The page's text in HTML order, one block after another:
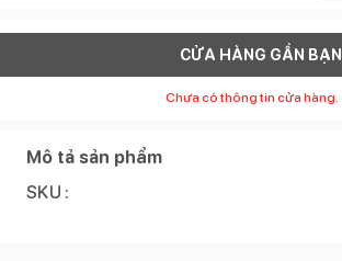
CỬA HÀNG GẦN BẠN
Chưa có thông tin cửa hàng.
Mô tả sản phẩm
SKU :